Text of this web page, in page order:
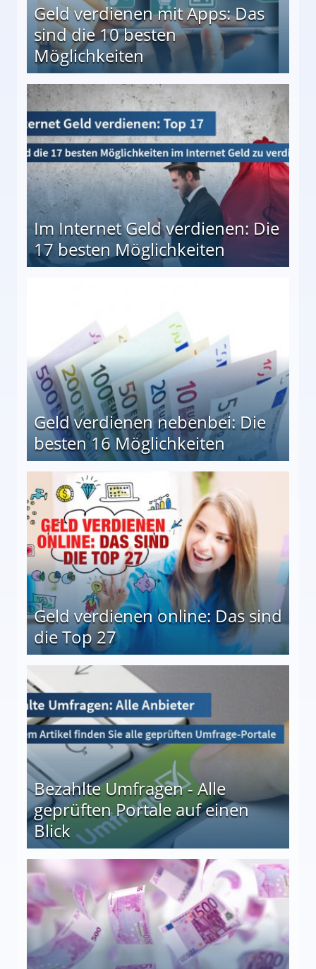
Geld verdienen mit Apps: Das
sind die 10 besten
Möglichkeiten
besten Möglichkeiten
Im Internet Geld verdienen: Die
17 besten Möglichkeiten
Geld verdienen nebenbei: Die
besten 16 Möglichkeiten
Geld verdienen online: Das sind
die Top 27
Bezahlte Umfragen - Alle
geprüften Portale auf einen
Blick
auf einen Blick